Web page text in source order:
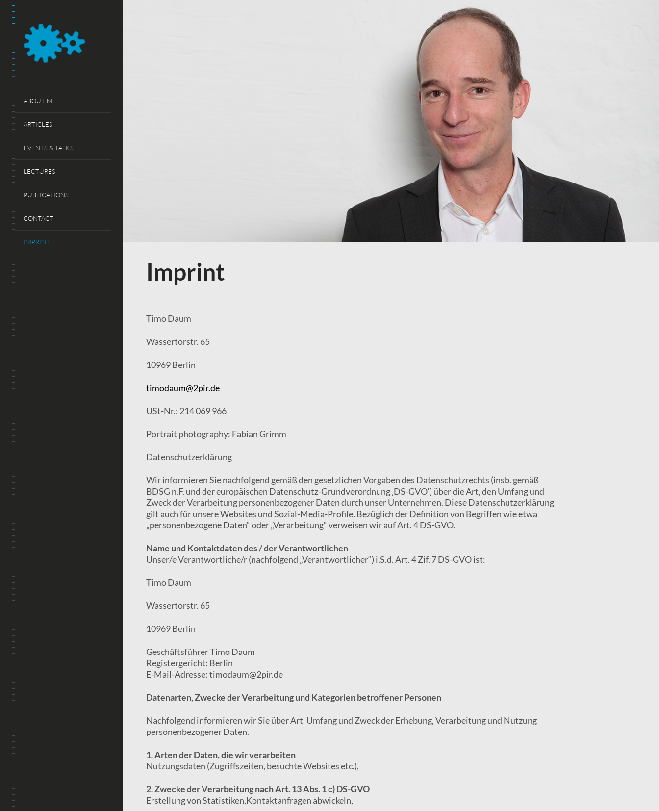
ABOUT ME
ARTICLES
EVENTS & TALKS
LECTURES
PUBLICATIONS
CONTACT
IMPRINT
Imprint
Timo Daum
Wassertorstr. 65
10969 Berlin
timodaum@2pir.de
USt-Nr.: 214 069 966
Portrait photography: Fabian Grimm
Datenschutzerklärung
Wir informieren Sie nachfolgend gemäß den gesetzlichen Vorgaben des Datenschutzrechts (insb. gemäß
BDSG n.F. und der europäischen Datenschutz-Grundverordnung ‚DS-GVO‘) über die Art, den Umfang und
Zweck der Verarbeitung personenbezogener Daten durch unser Unternehmen. Diese Datenschutzerklärung
gilt auch für unsere Websites und Sozial-Media-Profile. Bezüglich der Definition von Begriffen wie etwa
„personenbezogene Daten“ oder „Verarbeitung“ verweisen wir auf Art. 4 DS-GVO.
Name und Kontaktdaten des / der Verantwortlichen
Unser/e Verantwortliche/r (nachfolgend „Verantwortlicher“) i.S.d. Art. 4 Zif. 7 DS-GVO ist:
Timo Daum
Wassertorstr. 65
10969 Berlin
Geschäftsführer Timo Daum
Registergericht: Berlin
E-Mail-Adresse: timodaum@2pir.de
Datenarten, Zwecke der Verarbeitung und Kategorien betroffener Personen
Nachfolgend informieren wir Sie über Art, Umfang und Zweck der Erhebung, Verarbeitung und Nutzung
personenbezogener Daten.
1. Arten der Daten, die wir verarbeiten
Nutzungsdaten (Zugriffszeiten, besuchte Websites etc.),
2. Zwecke der Verarbeitung nach Art. 13 Abs. 1 c) DS-GVO
Erstellung von Statistiken,Kontaktanfragen abwickeln,